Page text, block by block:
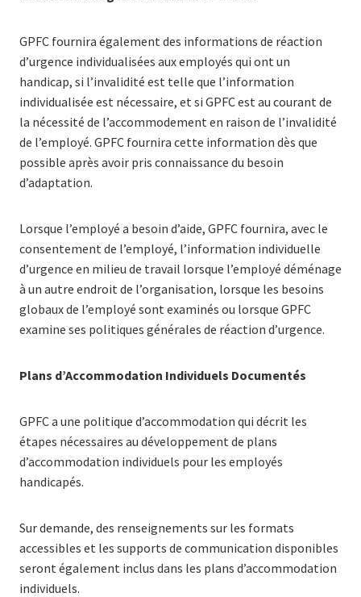
GPFC fournira également des informations de réaction
d’urgence individualisées aux employés qui ont un
handicap, si l’invalidité est telle que l’information
individualisée est nécessaire, et si GPFC est au courant de
la nécessité de l’accommodement en raison de l’invalidité
de l’employé. GPFC fournira cette information dès que
possible après avoir pris connaissance du besoin
d’adaptation.
Lorsque l’employé a besoin d’aide, GPFC fournira, avec le
consentement de l’employé, l’information individuelle
d’urgence en milieu de travail lorsque l’employé déménage
à un autre endroit de l’organisation, lorsque les besoins
globaux de l’employé sont examinés ou lorsque GPFC
examine ses politiques générales de réaction d’urgence.
Plans d’Accommodation Individuels Documentés
GPFC a une politique d’accommodation qui décrit les
étapes nécessaires au développement de plans
d’accommodation individuels pour les employés
handicapés.
Sur demande, des renseignements sur les formats
accessibles et les supports de communication disponibles
seront également inclus dans les plans d’accommodation
individuels.